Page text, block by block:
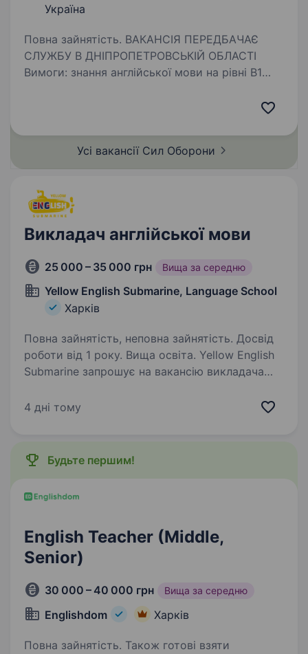
Україна
Повна зайнятість. ВАКАНСІЯ ПЕРЕДБАЧАЄ
СЛУЖБУ В ДНІПРОПЕТРОВСЬКІЙ ОБЛАСТІ
Вимоги: знання англійської мови на рівні B1
Усі вакансії Сил Оборони
Викладач англійської мови
25 000 – 35 000 грн Вища за середню
Yellow English Submarine, Language School
Харків
Повна зайнятість, неповна зайнятість. Досвід
роботи від 1 року. Вища освіта. Yellow English
Submarine запрошує на вакансію викладача
як досвічених колег так і молодих
за вмотивованими…
4 дні тому
Будьте першим!
English Teacher (Middle,
Senior)
30 000 – 40 000 грн Вища за середню
Englishdom Харків
Повна зайнятість. Також готові взяти